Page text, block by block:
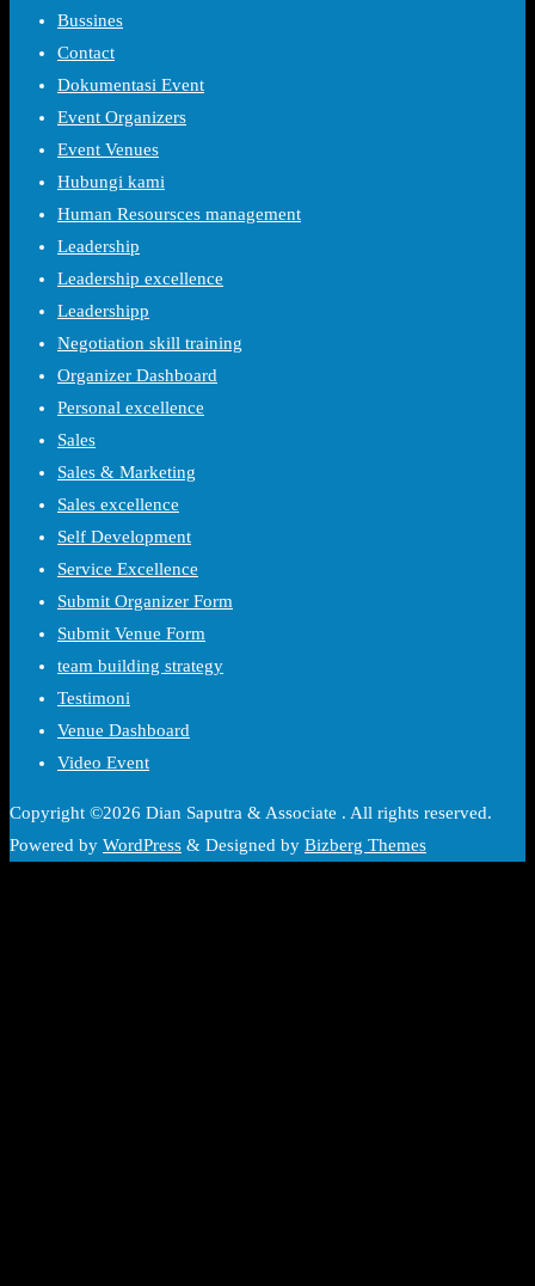
Bussines
Contact
Dokumentasi Event
Event Organizers
Event Venues
Hubungi kami
Human Resoursces management
Leadership
Leadership excellence
Leadershipp
Negotiation skill training
Organizer Dashboard
Personal excellence
Sales
Sales & Marketing
Sales excellence
Self Development
Service Excellence
Submit Organizer Form
Submit Venue Form
team building strategy
Testimoni
Venue Dashboard
Video Event
Copyright ©2026 Dian Saputra & Associate . All rights reserved.
Powered by WordPress & Designed by Bizberg Themes